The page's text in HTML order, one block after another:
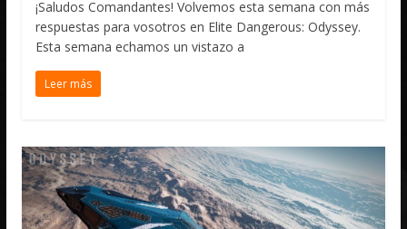
¡Saludos Comandantes! Volvemos esta semana con más
respuestas para vosotros en Elite Dangerous: Odyssey.
Esta semana echamos un vistazo a
Leer más